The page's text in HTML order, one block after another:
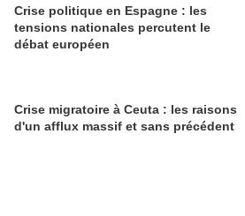
Crise politique en Espagne : les
tensions nationales percutent le
débat européen
Crise migratoire à Ceuta : les raisons
d'un afflux massif et sans précédent